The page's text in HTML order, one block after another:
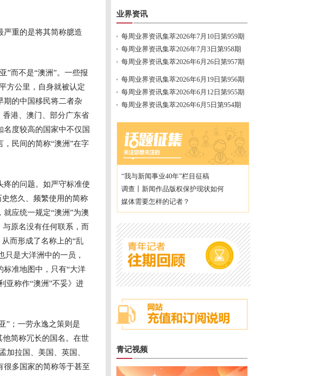
重的是将其简称臆造
而不是“澳洲”。一些报
方公里，自身就被认定
期的中国移民将二者杂
香港、澳门、部分广东省
度较高的国家中不仅国
民间的简称“澳洲”在字
的问题。如严守标准使
悠久、频繁使用的简称
应统一规定“澳洲”为澳
与原名没有任何联系，而
而形成了名称上的“乱
只是大洋洲中的一员，
标准地图中，只有“大洋
亚称作“澳洲”不妥》进
；一劳永逸之策则是
他简称冗长的国名。在世
加拉国、美国、英国、
很多国家的简称等于甚至
业界资讯
每周业界资讯集萃2026年7月10日第959期
每周业界资讯集萃2026年7月3日第958期
每周业界资讯集萃2026年6月26日第957期
每周业界资讯集萃2026年6月19日第956期
每周业界资讯集萃2026年6月12日第955期
每周业界资讯集萃2026年6月5日第954期
“我与新闻事业40年”栏目征稿
调查丨新闻作品版权保护现状如何
媒体需要怎样的记者？
青记视频